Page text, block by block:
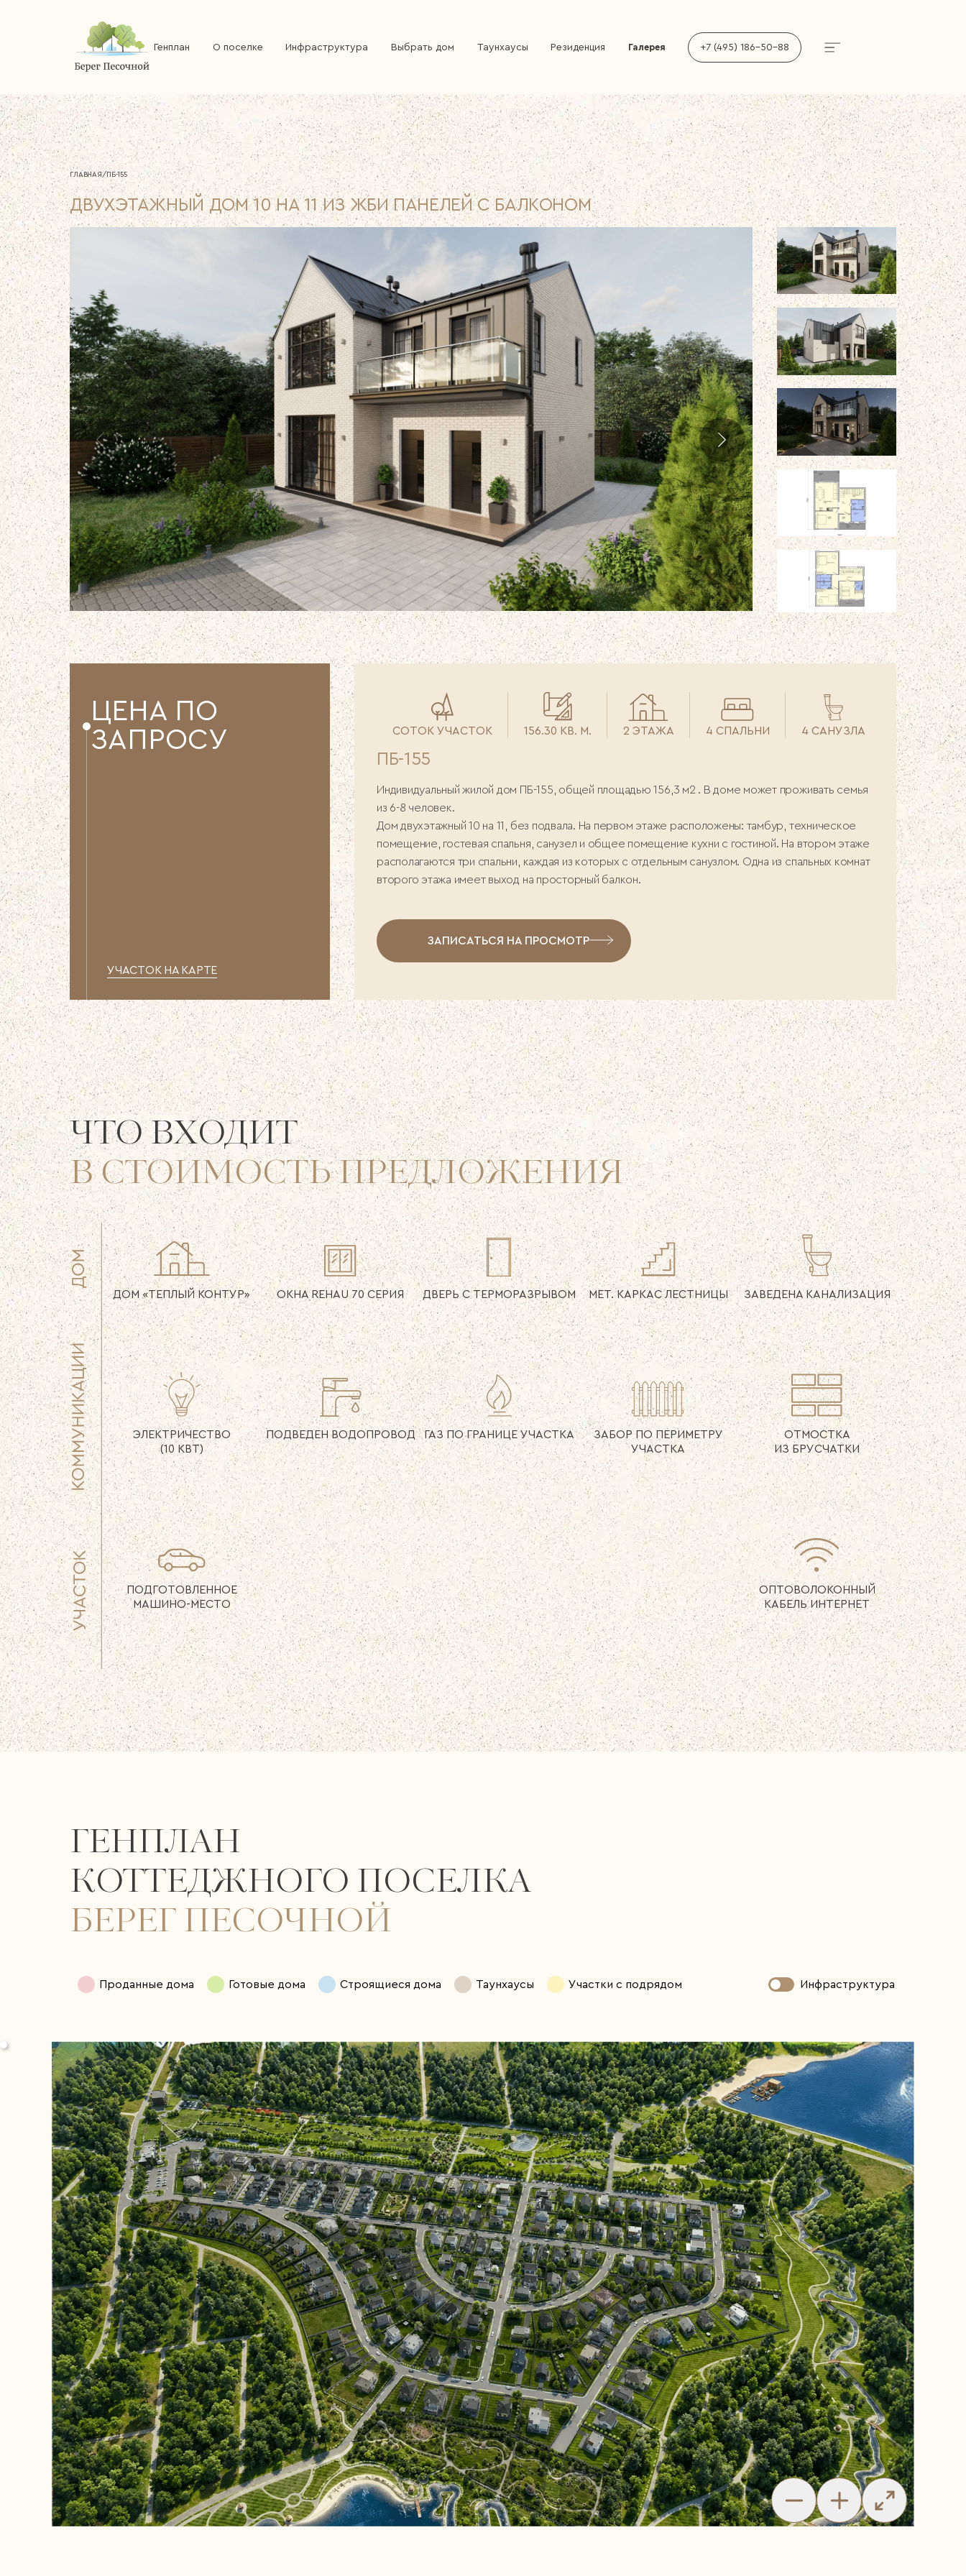
Генплан О поселке Инфраструктура Выбрать дом Таунхаусы Резиденция Галерея +7 (495) 186-50-88
ГЛАВНАЯ /ПБ-155
ДВУХЭТАЖНЫЙ ДОМ 10 НА 11 ИЗ ЖБИ ПАНЕЛЕЙ С БАЛКОНОМ
ЦЕНА ПО
ЗАПРОСУ
УЧАСТОК НА КАРТЕ
СОТОК УЧАСТОК 156.30 КВ. М. 2 ЭТАЖА 4 СПАЛЬНИ 4 САНУЗЛА
ПБ-155
Индивидуальный жилой дом ПБ-155, общей площадью 156,3 м2 . В доме может проживать семья
из 6-8 человек.
Дом двухэтажный 10 на 11, без подвала. На первом этаже расположены: тамбур, техническое
помещение, гостевая спальня, санузел и общее помещение кухни с гостиной. На втором этаже
располагаются три спальни, каждая из которых с отдельным санузлом. Одна из спальных комнат
второго этажа имеет выход на просторный балкон.
ЗАПИСАТЬСЯ НА ПРОСМОТР
ЧТО ВХОДИТ
В СТОИМОСТЬПРЕДЛОЖЕНИЯ
ДОМ «ТЕПЛЫЙ КОНТУР» ОКНА REHAU70 СЕРИЯ ДВЕРЬ С ТЕРМОРАЗРЫВОМ МЕТ. КАРКАСЛЕСТНИЦЫ ЗАВЕДЕНАКАНАЛИЗАЦИЯ
ЭЛЕКТРИЧЕСТВО
(10 КВТ)
ПОДВЕДЕНВОДОПРОВОД ГАЗ ПО ГРАНИЦЕУЧАСТКА ЗАБОРПО ПЕРИМЕТРУ
УЧАСТКА
ОТМОСТКА
ИЗ БРУСЧАТКИ
ПОДГОТОВЛЕННОЕ
МАШИНО-МЕСТО
ОПТОВОЛОКОННЫЙ
КАБЕЛЬ ИНТЕРНЕТ
ГЕНПЛАН
КОТТЕДЖНОГО ПОСЕЛКА
БЕРЕГ ПЕСОЧНОЙ
Проданные дома Готовые дома Строящиеся дома Таунхаусы Участки с подрядом Инфраструктура